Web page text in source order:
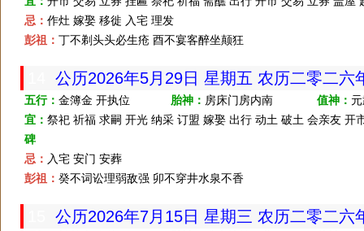
忌： 作灶 嫁娶 移徙 入宅 理发
彭祖： 丁不剃头头必生疮 酉不宴客醉坐颠狂
公历2026年5月29日 星期五 农历二零二
五行： 金簿金 开执位 胎神： 房床门房内南 值神：
宜： 祭祀 祈福 求嗣 开光 纳采 订盟 嫁娶 出行 动土 破土 会亲友
碑
忌： 入宅 安门 安葬
彭祖： 癸不词讼理弱敌强 卯不穿井水泉不香
公历2026年7月15日 星期三 农历二零二